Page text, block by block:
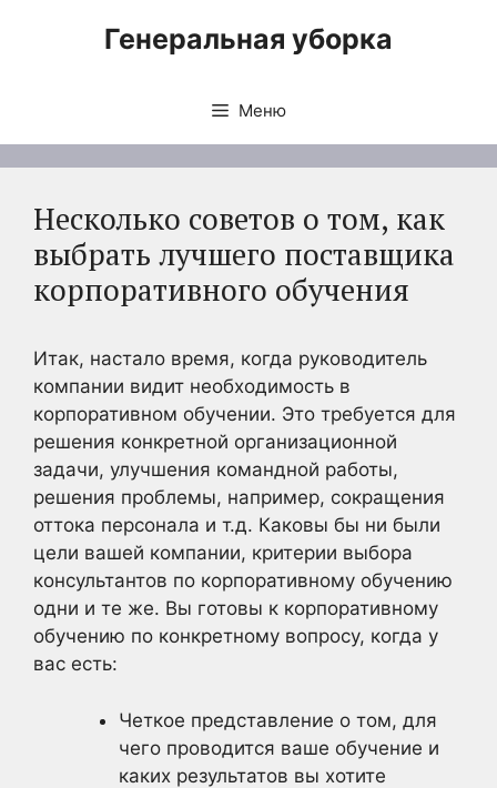
Генеральная уборка
Меню
Несколько советов о том, как
выбрать лучшего поставщика
корпоративного обучения
Итак, настало время, когда руководитель
компании видит необходимость в
корпоративном обучении. Это требуется для
решения конкретной организационной
задачи, улучшения командной работы,
решения проблемы, например, сокращения
оттока персонала и т.д. Каковы бы ни были
цели вашей компании, критерии выбора
консультантов по корпоративному обучению
одни и те же. Вы готовы к корпоративному
обучению по конкретному вопросу, когда у
вас есть:
Четкое представление о том, для
чего проводится ваше обучение и
каких результатов вы хотите